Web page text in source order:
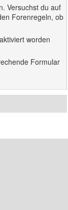
Versuchst du auf
Forenregeln, ob
worden
Formular